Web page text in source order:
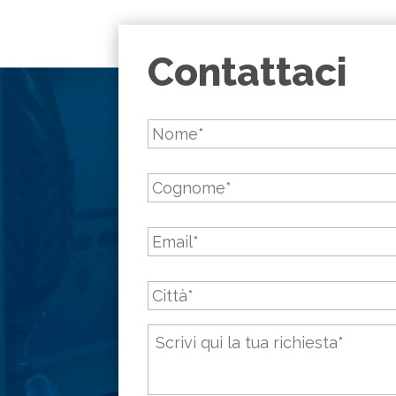
Contattaci
Nome *
Cognome *
Email *
Città *
Messaggio *